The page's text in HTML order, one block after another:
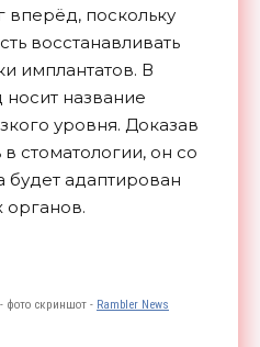
вперёд, поскольку
восстанавливать
имплантатов. В
название
уровня. Доказав
стоматологии, он со
адаптирован
органов.
фото скриншот - Rambler News